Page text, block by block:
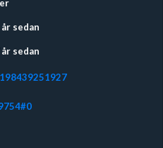
sedan
sedan